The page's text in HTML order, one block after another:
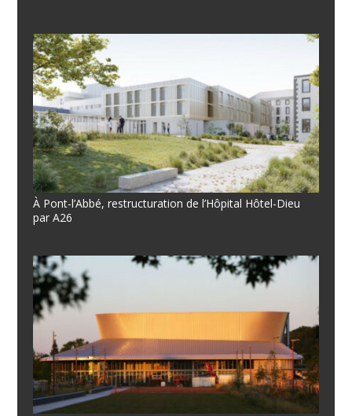
À Pont-l’Abbé, restructuration de l’Hôpital Hôtel-Dieu
par A26